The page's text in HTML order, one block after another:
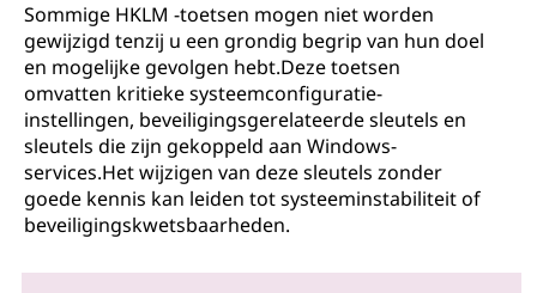
Sommige HKLM -toetsen mogen niet worden
gewijzigd tenzij u een grondig begrip van hun doel
en mogelijke gevolgen hebt.Deze toetsen
omvatten kritieke systeemconfiguratie-
instellingen, beveiligingsgerelateerde sleutels en
sleutels die zijn gekoppeld aan Windows-
services.Het wijzigen van deze sleutels zonder
goede kennis kan leiden tot systeeminstabiliteit of
beveiligingskwetsbaarheden.